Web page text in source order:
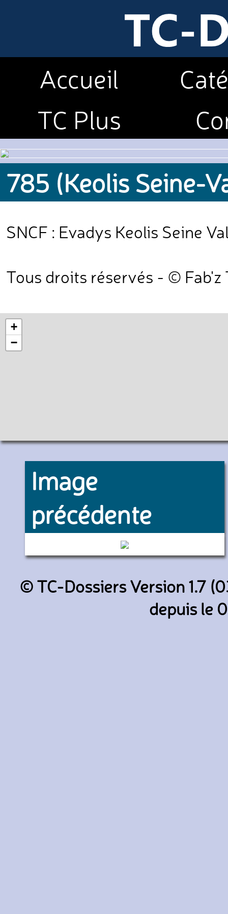
Accueil
TC Plus
785 (Keolis Seine-
SNCF : Evadys Keolis Seine
Tous droits réservés - © Fab'z
+
−
Image
précédente
3978 (RATP)
© TC-Dossiers Version 1.7
depuis le